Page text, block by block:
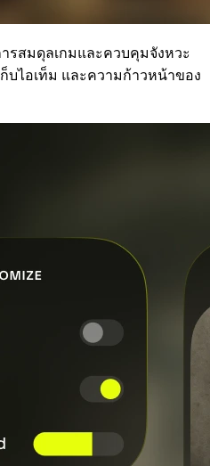
รสมดุลเกมและควบคุมจังหวะ
บไอเท็ม และความก้าวหน้าของ